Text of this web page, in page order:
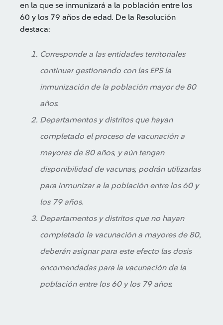
en la que se inmunizará a la población entre los
60 y los 79 años de edad. De la Resolución
destaca:
Corresponde a las entidades territoriales
continuar gestionando con las EPS la
inmunización de la población mayor de 80
años.
Departamentos y distritos que hayan
completado el proceso de vacunación a
mayores de 80 años, y aún tengan
disponibilidad de vacunas, podrán utilizarlas
para inmunizar a la población entre los 60 y
los 79 años.
Departamentos y distritos que no hayan
completado la vacunación a mayores de 80,
deberán asignar para este efecto las dosis
encomendadas para la vacunación de la
población entre los 60 y los 79 años.